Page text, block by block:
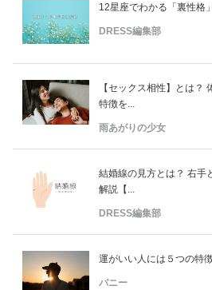
12星座でわかる「裏性格
DRESS編集部
【セックス相性】とは？
特徴を...
雨あがりの少女
結婚線の見方とは？ 右手
解説【...
DRESS編集部
運がいい人には５つの特
バニー